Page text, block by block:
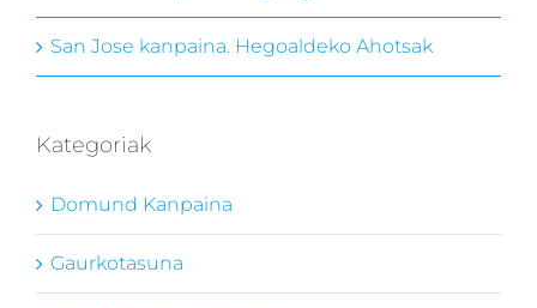
San Jose kanpaina. Hegoaldeko Ahotsak
Kategoriak
Domund Kanpaina
Gaurkotasuna